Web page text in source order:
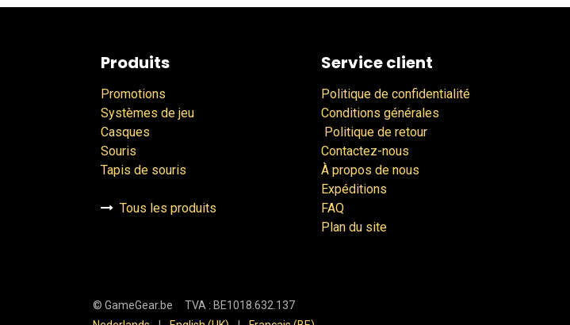
Produits
Promotions
Systèmes de jeu
Casques
Souris
Tapis de souris
Tous les produits
Service client
Politique de confidentialité
Conditions générales
Politique de retour
Contactez-nous
À propos de nous
Expéditions
FAQ
Plan du site
© GameGear.be TVA : BE1018.632.137